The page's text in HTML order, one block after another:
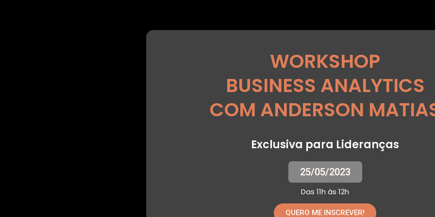
WORKSHOP
BUSINESS ANALYTICS
COM ANDERSON
Exclusiva para Lideranças
25/05/2023
Das 11h às 12h
QUERO ME INSCREVER!